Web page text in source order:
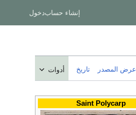
إنشاء حسابدخول
عرض المصدر تاريخ أدوات
Saint Polycarp